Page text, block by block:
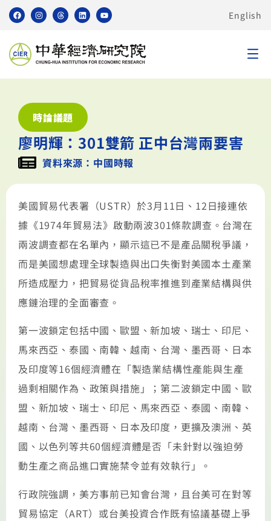
English
時論議題
廖明輝：301雙箭 正中台灣兩要害
資料來源：中國時報
美國貿易代表署（USTR）於3月11日、12日接連依
據《1974年貿易法》啟動兩波301條款調查。台灣在
兩波調查都在名單內，顯示這已不是產品關稅爭議，
而是美國想處理全球製造與出口失衡對美國本土產業
所造成壓力，把貿易從貨品稅率推進到產業結構與供
應鏈治理的全面審查。
第一波鎖定包括中國、歐盟、新加坡、瑞士、印尼、
馬來西亞、泰國、南韓、越南、台灣、墨西哥、日本
及印度等16個經濟體在「製造業結構性產能與生產
過剩相關作為、政策與措施」；第二波鎖定中國、歐
盟、新加坡、瑞士、印尼、馬來西亞、泰國、南韓、
越南、台灣、墨西哥、日本及印度，更擴及澳洲、英
國、以色列等共60個經濟體是否「未針對以強迫勞
動生產之商品進口實施禁令並有效執行」。
行政院強調，美方事前已知會台灣，且台美可在對等
貿易協定（ART）或台美投資合作既有協議基礎上爭